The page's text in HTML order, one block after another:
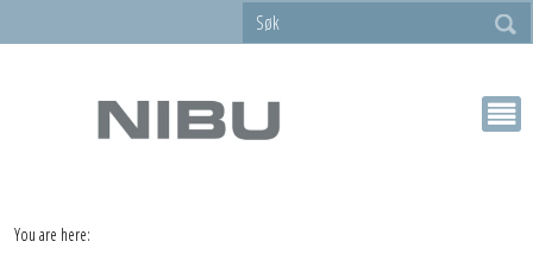
You are here: